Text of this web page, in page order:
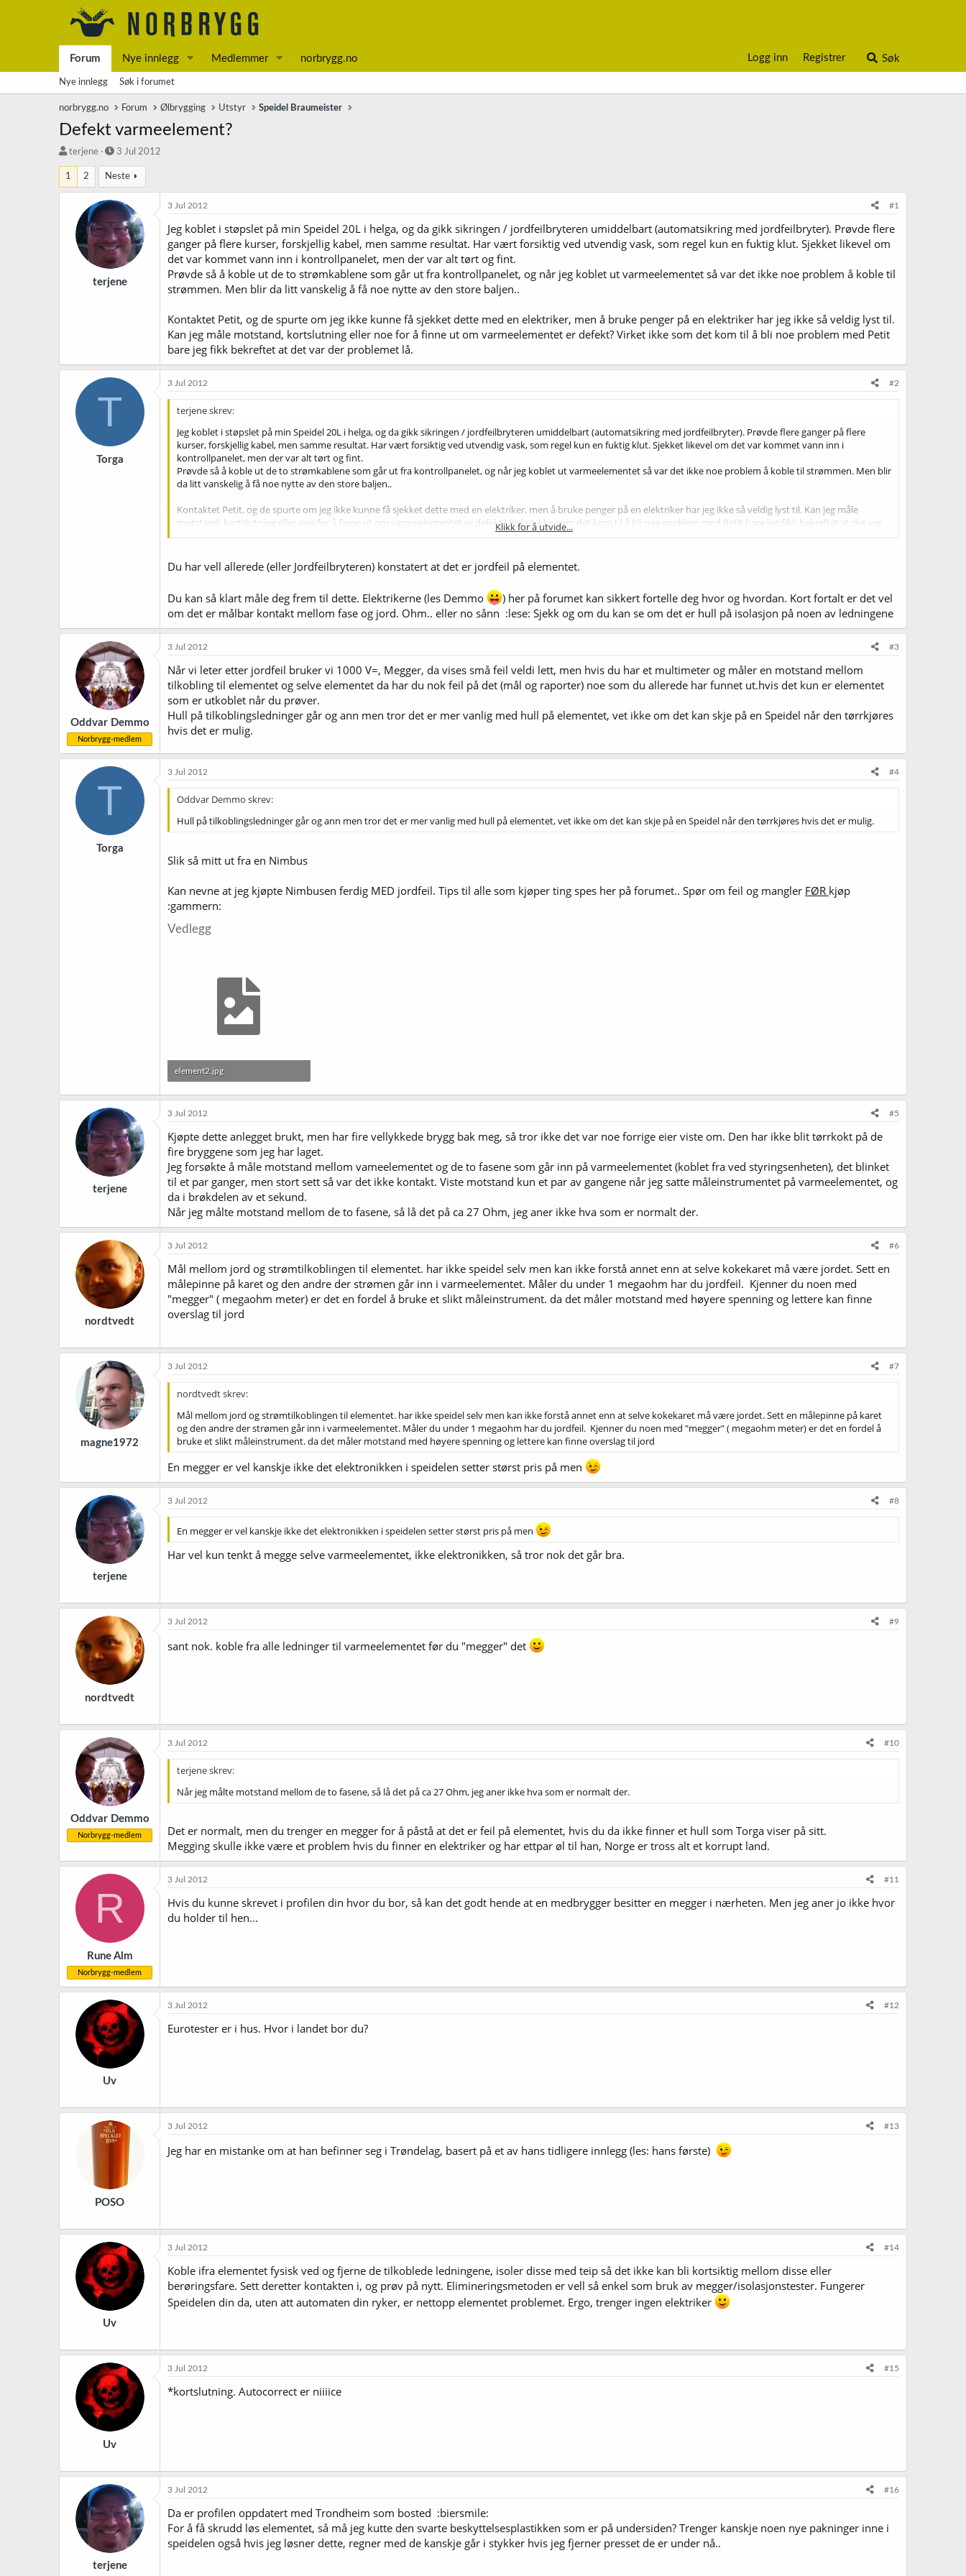
Forum Nye innlegg Medlemmer norbrygg.no Logg inn Registrer Søk
Nye innlegg Søk i forumet
norbrygg.no Forum Ølbrygging Utstyr Speidel Braumeister
Defekt varmeelement?
T
r
å
d
terjene
S
a
r
t
d
a
t
o
3 Jul 2012
1 2 Neste
terjene
3 Jul 2012 #1
Jeg koblet i støpslet på min Speidel 20L i helga, og da gikk sikringen / jordfeilbryteren umiddelbart (automatsikring med jordfeilbryter). Prøvde flere
ganger på flere kurser, forskjellig kabel, men samme resultat. Har vært forsiktig ved utvendig vask, som regel kun en fuktig klut. Sjekket likevel om
det var kommet vann inn i kontrollpanelet, men der var alt tørt og fint.
Prøvde så å koble ut de to strømkablene som går ut fra kontrollpanelet, og når jeg koblet ut varmeelementet så var det ikke noe problem å koble til
strømmen. Men blir da litt vanskelig å få noe nytte av den store baljen..
Kontaktet Petit, og de spurte om jeg ikke kunne få sjekket dette med en elektriker, men å bruke penger på en elektriker har jeg ikke så veldig lyst til.
Kan jeg måle motstand, kortslutning eller noe for å finne ut om varmeelementet er defekt? Virket ikke som det kom til å bli noe problem med Petit
bare jeg fikk bekreftet at det var der problemet lå.
T
Torga
3 Jul 2012 #2
terjene skrev:
Jeg koblet i støpslet på min Speidel 20L i helga, og da gikk sikringen / jordfeilbryteren umiddelbart (automatsikring med jordfeilbryter). Prøvde flere ganger på flere
kurser, forskjellig kabel, men samme resultat. Har vært forsiktig ved utvendig vask, som regel kun en fuktig klut. Sjekket likevel om det var kommet vann inn i
kontrollpanelet, men der var alt tørt og fint.
Prøvde så å koble ut de to strømkablene som går ut fra kontrollpanelet, og når jeg koblet ut varmeelementet så var det ikke noe problem å koble til strømmen. Men blir
da litt vanskelig å få noe nytte av den store baljen..
Kontaktet Petit, og de spurte om jeg ikke kunne få sjekket dette med en elektriker, men å bruke penger på en elektriker har jeg ikke så veldig lyst til. Kan jeg måle
motstand, kortslutning eller noe for å finne ut om varmeelementet er defekt? Virket ikke som det kom til å bli noe problem med Petit bare jeg fikk bekreftet at det var
Klikk for å utvide...
Du har vell allerede (eller Jordfeilbryteren) konstatert at det er jordfeil på elementet.
Du kan så klart måle deg frem til dette. Elektrikerne (les Demmo
) her på forumet kan sikkert fortelle deg hvor og hvordan. Kort fortalt er det vel
om det er målbar kontakt mellom fase og jord. Ohm.. eller no sånn :lese: Sjekk og om du kan se om det er hull på isolasjon på noen av ledningene
Oddvar Demmo
Norbrygg-medlem
3 Jul 2012 #3
Når vi leter etter jordfeil bruker vi 1000 V=, Megger, da vises små feil veldi lett, men hvis du har et multimeter og måler en motstand mellom
tilkobling til elementet og selve elementet da har du nok feil på det (mål og raporter) noe som du allerede har funnet ut.hvis det kun er elementet
som er utkoblet når du prøver.
Hull på tilkoblingsledninger går og ann men tror det er mer vanlig med hull på elementet, vet ikke om det kan skje på en Speidel når den tørrkjøres
hvis det er mulig.
T
Torga
3 Jul 2012 #4
Oddvar Demmo skrev:
Hull på tilkoblingsledninger går og ann men tror det er mer vanlig med hull på elementet, vet ikke om det kan skje på en Speidel når den tørrkjøres hvis det er mulig.
Slik så mitt ut fra en Nimbus
Kan nevne at jeg kjøpte Nimbusen ferdig MED jordfeil. Tips til alle som kjøper ting spes her på forumet.. Spør om feil og mangler FØR kjøp
:gammern:
Vedlegg
element2.jpg
terjene
3 Jul 2012 #5
Kjøpte dette anlegget brukt, men har fire vellykkede brygg bak meg, så tror ikke det var noe forrige eier viste om. Den har ikke blit tørrkokt på de
fire bryggene som jeg har laget.
Jeg forsøkte å måle motstand mellom vameelementet og de to fasene som går inn på varmeelementet (koblet fra ved styringsenheten), det blinket
til et par ganger, men stort sett så var det ikke kontakt. Viste motstand kun et par av gangene når jeg satte måleinstrumentet på varmeelementet, og
da i brøkdelen av et sekund.
Når jeg målte motstand mellom de to fasene, så lå det på ca 27 Ohm, jeg aner ikke hva som er normalt der.
nordtvedt
3 Jul 2012 #6
Mål mellom jord og strømtilkoblingen til elementet. har ikke speidel selv men kan ikke forstå annet enn at selve kokekaret må være jordet. Sett en
målepinne på karet og den andre der strømen går inn i varmeelementet. Måler du under 1 megaohm har du jordfeil. Kjenner du noen med
"megger" ( megaohm meter) er det en fordel å bruke et slikt måleinstrument. da det måler motstand med høyere spenning og lettere kan finne
overslag til jord
magne1972
3 Jul 2012 #7
nordtvedt skrev:
Mål mellom jord og strømtilkoblingen til elementet. har ikke speidel selv men kan ikke forstå annet enn at selve kokekaret må være jordet. Sett en målepinne på karet
og den andre der strømen går inn i varmeelementet. Måler du under 1 megaohm har du jordfeil. Kjenner du noen med "megger" ( megaohm meter) er det en fordel å
bruke et slikt måleinstrument. da det måler motstand med høyere spenning og lettere kan finne overslag til jord
En megger er vel kanskje ikke det elektronikken i speidelen setter størst pris på men
terjene
3 Jul 2012 #8
En megger er vel kanskje ikke det elektronikken i speidelen setter størst pris på men
Har vel kun tenkt å megge selve varmeelementet, ikke elektronikken, så tror nok det går bra.
nordtvedt
3 Jul 2012 #9
sant nok. koble fra alle ledninger til varmeelementet før du "megger" det
Oddvar Demmo
Norbrygg-medlem
3 Jul 2012 #10
terjene skrev:
Når jeg målte motstand mellom de to fasene, så lå det på ca 27 Ohm, jeg aner ikke hva som er normalt der.
Det er normalt, men du trenger en megger for å påstå at det er feil på elementet, hvis du da ikke finner et hull som Torga viser på sitt.
Megging skulle ikke være et problem hvis du finner en elektriker og har ettpar øl til han, Norge er tross alt et korrupt land.
R
Rune Alm
Norbrygg-medlem
3 Jul 2012 #11
Hvis du kunne skrevet i profilen din hvor du bor, så kan det godt hende at en medbrygger besitter en megger i nærheten. Men jeg aner jo ikke hvor
du holder til hen...
Uv
3 Jul 2012 #12
Eurotester er i hus. Hvor i landet bor du?
POSO
3 Jul 2012 #13
Jeg har en mistanke om at han befinner seg i Trøndelag, basert på et av hans tidligere innlegg (les: hans første)
Uv
3 Jul 2012 #14
Koble ifra elementet fysisk ved og fjerne de tilkoblede ledningene, isoler disse med teip så det ikke kan bli kortsiktig mellom disse eller
berøringsfare. Sett deretter kontakten i, og prøv på nytt. Elimineringsmetoden er vell så enkel som bruk av megger/isolasjonstester. Fungerer
Speidelen din da, uten att automaten din ryker, er nettopp elementet problemet. Ergo, trenger ingen elektriker
Uv
3 Jul 2012 #15
*kortslutning. Autocorrect er niiiice
terjene
3 Jul 2012 #16
Da er profilen oppdatert med Trondheim som bosted :biersmile:
For å få skrudd løs elementet, så må jeg kutte den svarte beskyttelsesplastikken som er på undersiden? Trenger kanskje noen nye pakninger inne i
speidelen også hvis jeg løsner dette, regner med de kanskje går i stykker hvis jeg fjerner presset de er under nå..